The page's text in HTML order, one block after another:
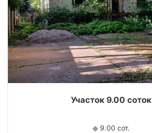
Участок 9.00 соток
9.00 сот.